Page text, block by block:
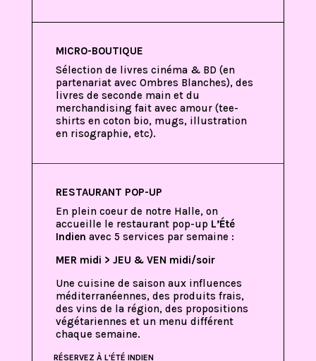
MICRO-BOUTIQUE
Sélection de livres cinéma & BD (en
partenariat avec Ombres Blanches), des
livres de seconde main et du
merchandising fait avec amour (tee-
shirts en coton bio, mugs, illustration
en risographie, etc).
RESTAURANT POP-UP
En plein coeur de notre Halle, on
accueille le restaurant pop-up L’Été
Indien avec 5 services par semaine :
MER midi > JEU & VEN midi/soir
Une cuisine de saison aux influences
méditerranéennes, des produits frais,
des vins de la région, des propositions
végétariennes et un menu différent
chaque semaine.
RÉSERVEZ À L'ÉTÉ INDIEN